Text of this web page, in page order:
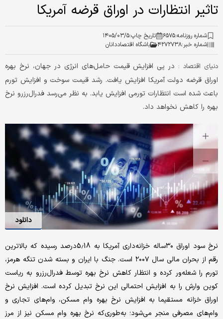
تاثیر انتظارات در اوراق قرضه آمریکا
شماره روزنامه:۶۵۷۵ تاریخ چاپ:۱۴۰۵/۰۳/۵
شماره خبر:۴۲۷۲۷۳۸ باشگاه اقتصاددانان
دنیای اقتصاد : در پی افزایش قیمت حامل‌های انرژی در جهان، نرخ بهره
اوراق قرضه دولت آمریکا افزایش یافت. رشد قیمت سوخت و افزایش تورم
باعث شده است انتظارات تورمی افزایش یابد. به نظر می‌رسد فدرال‌رزرو نرخ
بهره را کاهش نخواهد داد.
دانلود
نرخ سود اوراق ۳۰ساله خزانه‌داری آمریکا به 5.18درصد رسیده که بالاترین
رقم از بحران مالی سال ۲۰۰۷ است. جنگ با ایران و بسته شدن تنگه هرمز،
تورم را شعله‌ور کرده و انتظار کاهش نرخ بهره توسط فدرال‌رزرو به ریاست
کوین وارش را به افزایش احتمالی این نرخ تبدیل کرده است. افزایش نرخ
اوراق خزانه مستقیما به افزایش نرخ بهره وام مسکن، وام‌های تجاری و
وام‌های مصرفی منجر می‌شود؛ به‌طوری‌که نرخ بهره وام مسکن نیز از مرز